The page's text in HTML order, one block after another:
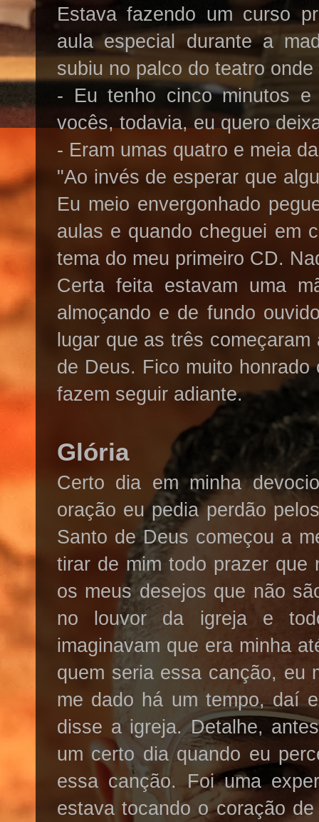
Estava fazendo um curso
aula especial durante a
subiu no palco do teatro
- Eu tenho cinco minutos
vocês, todavia, eu quero
- Eram umas quatro e meia
"Ao invés de esperar que
Eu meio envergonhado
aulas e quando cheguei em
tema do meu primeiro CD.
Certa feita estavam uma
almoçando e de fundo
lugar que as três
de Deus. Fico muito
fazem seguir adiante.
Glória
Certo dia em minha
oração eu pedia perdão
Santo de Deus começou a
tirar de mim todo prazer que
os meus desejos que não
no louvor da igreja e
imaginavam que era minha
quem seria essa canção, eu
me dado há um tempo, daí
disse a igreja. Detalhe,
um certo dia quando eu
essa canção. Foi uma
estava tocando o coração